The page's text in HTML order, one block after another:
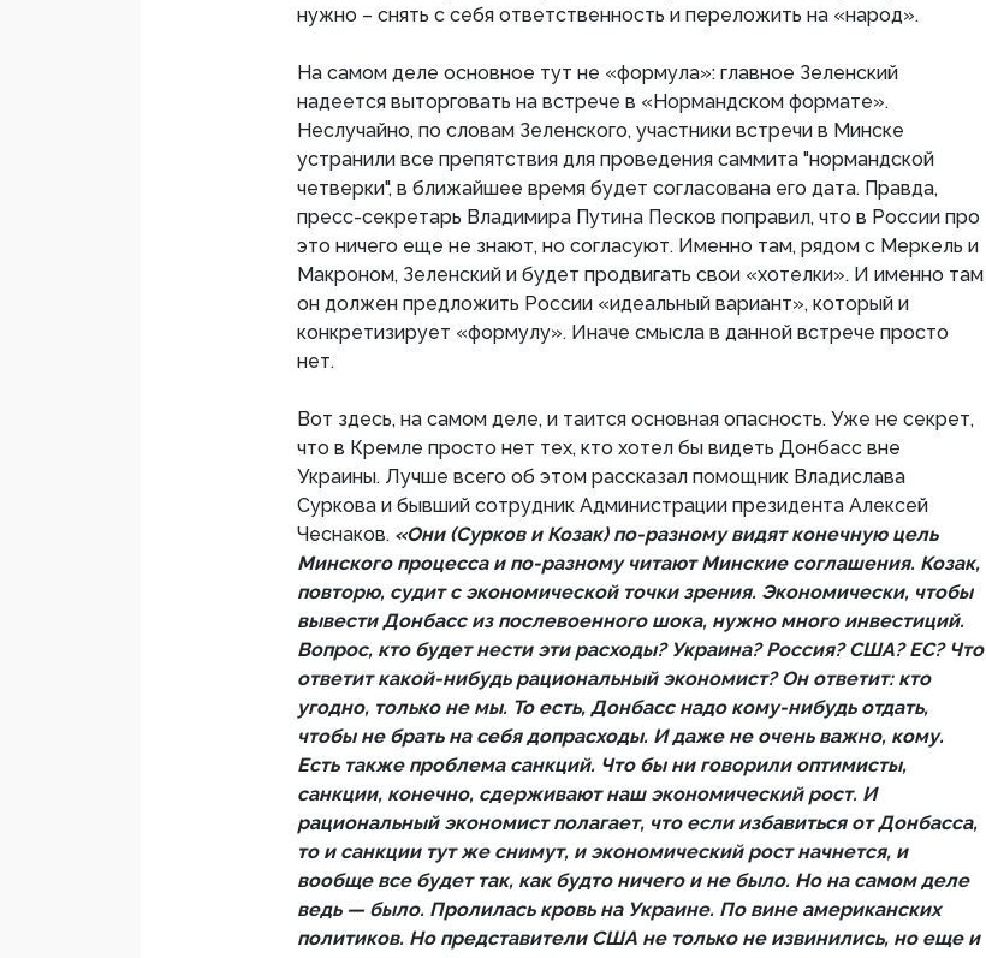
нужно – снять с себя ответственность и переложить на «народ».
На самом деле основное тут не «формула»: главное Зеленский
надеется выторговать на встрече в «Нормандском формате».
Неслучайно, по словам Зеленского, участники встречи в Минске
устранили все препятствия для проведения саммита "нормандской
четверки", в ближайшее время будет согласована его дата. Правда,
пресс-секретарь Владимира Путина Песков поправил, что в России про
это ничего еще не знают, но согласуют. Именно там, рядом с Меркель и
Макроном, Зеленский и будет продвигать свои «хотелки». И именно там
он должен предложить России «идеальный вариант», который и
конкретизирует «формулу». Иначе смысла в данной встрече просто
нет.
Вот здесь, на самом деле, и таится основная опасность. Уже не секрет,
что в Кремле просто нет тех, кто хотел бы видеть Донбасс вне
Украины. Лучше всего об этом рассказал помощник Владислава
Суркова и бывший сотрудник Администрации президента Алексей
Чеснаков. «Они (Сурков и Козак) по-разному видят конечную цель
Минского процесса и по-разному читают Минские соглашения. Козак,
повторю, судит с экономической точки зрения. Экономически, чтобы
вывести Донбасс из послевоенного шока, нужно много инвестиций.
Вопрос, кто будет нести эти расходы? Украина? Россия? США? ЕС? Что
ответит какой-нибудь рациональный экономист? Он ответит: кто
угодно, только не мы. То есть, Донбасс надо кому-нибудь отдать,
чтобы не брать на себя допрасходы. И даже не очень важно, кому.
Есть также проблема санкций. Что бы ни говорили оптимисты,
санкции, конечно, сдерживают наш экономический рост. И
рациональный экономист полагает, что если избавиться от Донбасса,
то и санкции тут же снимут, и экономический рост начнется, и
вообще все будет так, как будто ничего и не было. Но на самом деле
ведь — было. Пролилась кровь на Украине. По вине американских
политиков. Но представители США не только не извинились, но еще и